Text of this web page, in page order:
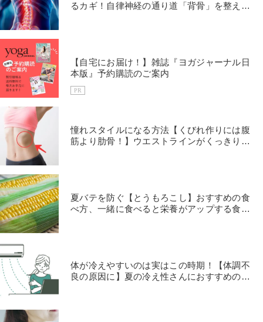
るカギ！自律神経の通り道「背骨」を整える
【自宅にお届け！】雑誌『ヨガジャーナル日
本版』予約購読のご案内
PR
憧れスタイルになる方法【くびれ作りには腹
筋より肋骨！】ウエストラインがくっきりす
夏バテを防ぐ【とうもろこし】おすすめの食
べ方、一緒に食べると栄養がアップする食材
体が冷えやすいのは実はこの時期！【体調不
良の原因に】夏の冷え性さんにおすすめの体